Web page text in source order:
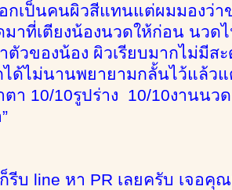
กเป็นคนผิวสีแทนแต่ผมมองว่า
าที่เตียงน้องนวดให้ก่อน นวดไ
ตัวของน้อง ผิวเรียบมากไม่มี
ด้ไม่นานพยายามกลั้นไว้แล้วแ
า 10/10รูปร่าง 10/10งานนว
ก็รีบ line หา PR เลยครับ เจ